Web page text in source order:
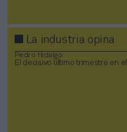
La industria opina
Pedro Hidalgo
El decisivo último trimestre en